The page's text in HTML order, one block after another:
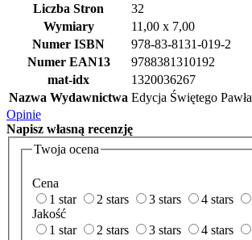
Liczba Stron
32
Wymiary
11,00 x 7,00
Numer ISBN
978-83-8131-019-2
Numer EAN13
9788381310192
mat-idx
1320036267
Nazwa Wydawnictwa Edycja Świętego Pawła
Opinie
Napisz własną recenzję
Twoja ocena
Cena
1 star
2 stars 3 stars 4 stars
Jakość
1 star
2 stars 3 stars 4 stars